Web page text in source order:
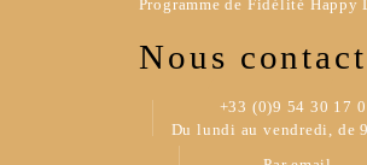
Programme de Fidélité Happy
Nous
+33 (0)9 54 30 17
Du lundi au vendredi, de